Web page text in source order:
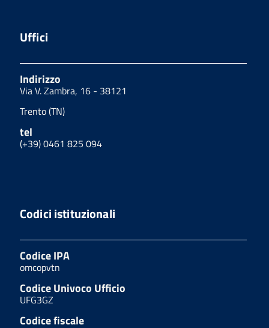
Uffici
Indirizzo
Via V. Zambra, 16 - 38121
Trento (TN)
tel
(+39) 0461 825 094
Codici istituzionali
Codice IPA
omcopvtn
Codice Univoco Ufficio
UFG3GZ
Codice fiscale